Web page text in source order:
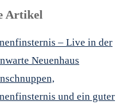
Artikel
– Live in der
Neuenhaus
und ein guter